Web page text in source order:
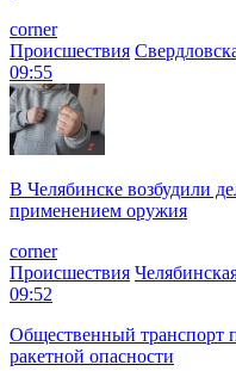
corner
Происшествия
09:55
В Челябинске возбудили
применением оружия
corner
Происшествия
09:52
Общественный транспорт
ракетной опасности